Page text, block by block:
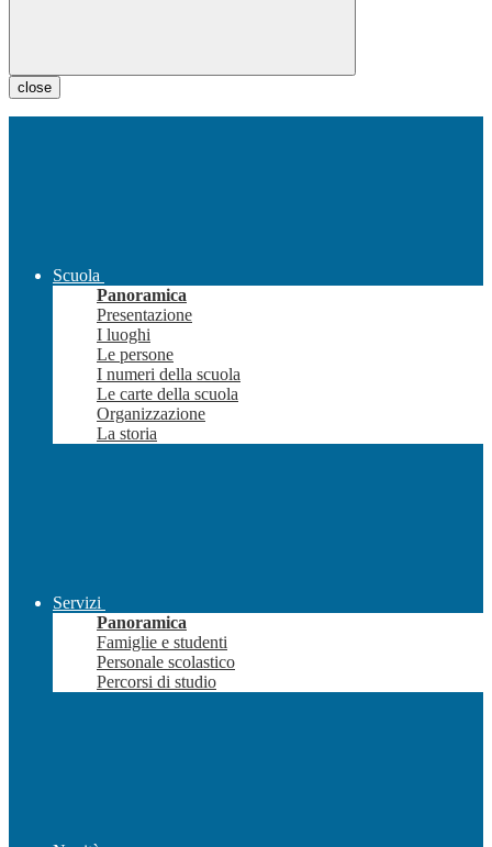
close
Scuola
Panoramica
Presentazione
I luoghi
Le persone
I numeri della scuola
Le carte della scuola
Organizzazione
La storia
Servizi
Panoramica
Famiglie e studenti
Personale scolastico
Percorsi di studio